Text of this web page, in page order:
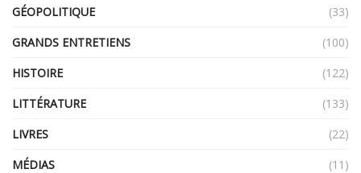
GÉOPOLITIQUE
(33)
GRANDS ENTRETIENS
(100)
HISTOIRE
(122)
LITTÉRATURE
(133)
LIVRES
(22)
MÉDIAS
(11)